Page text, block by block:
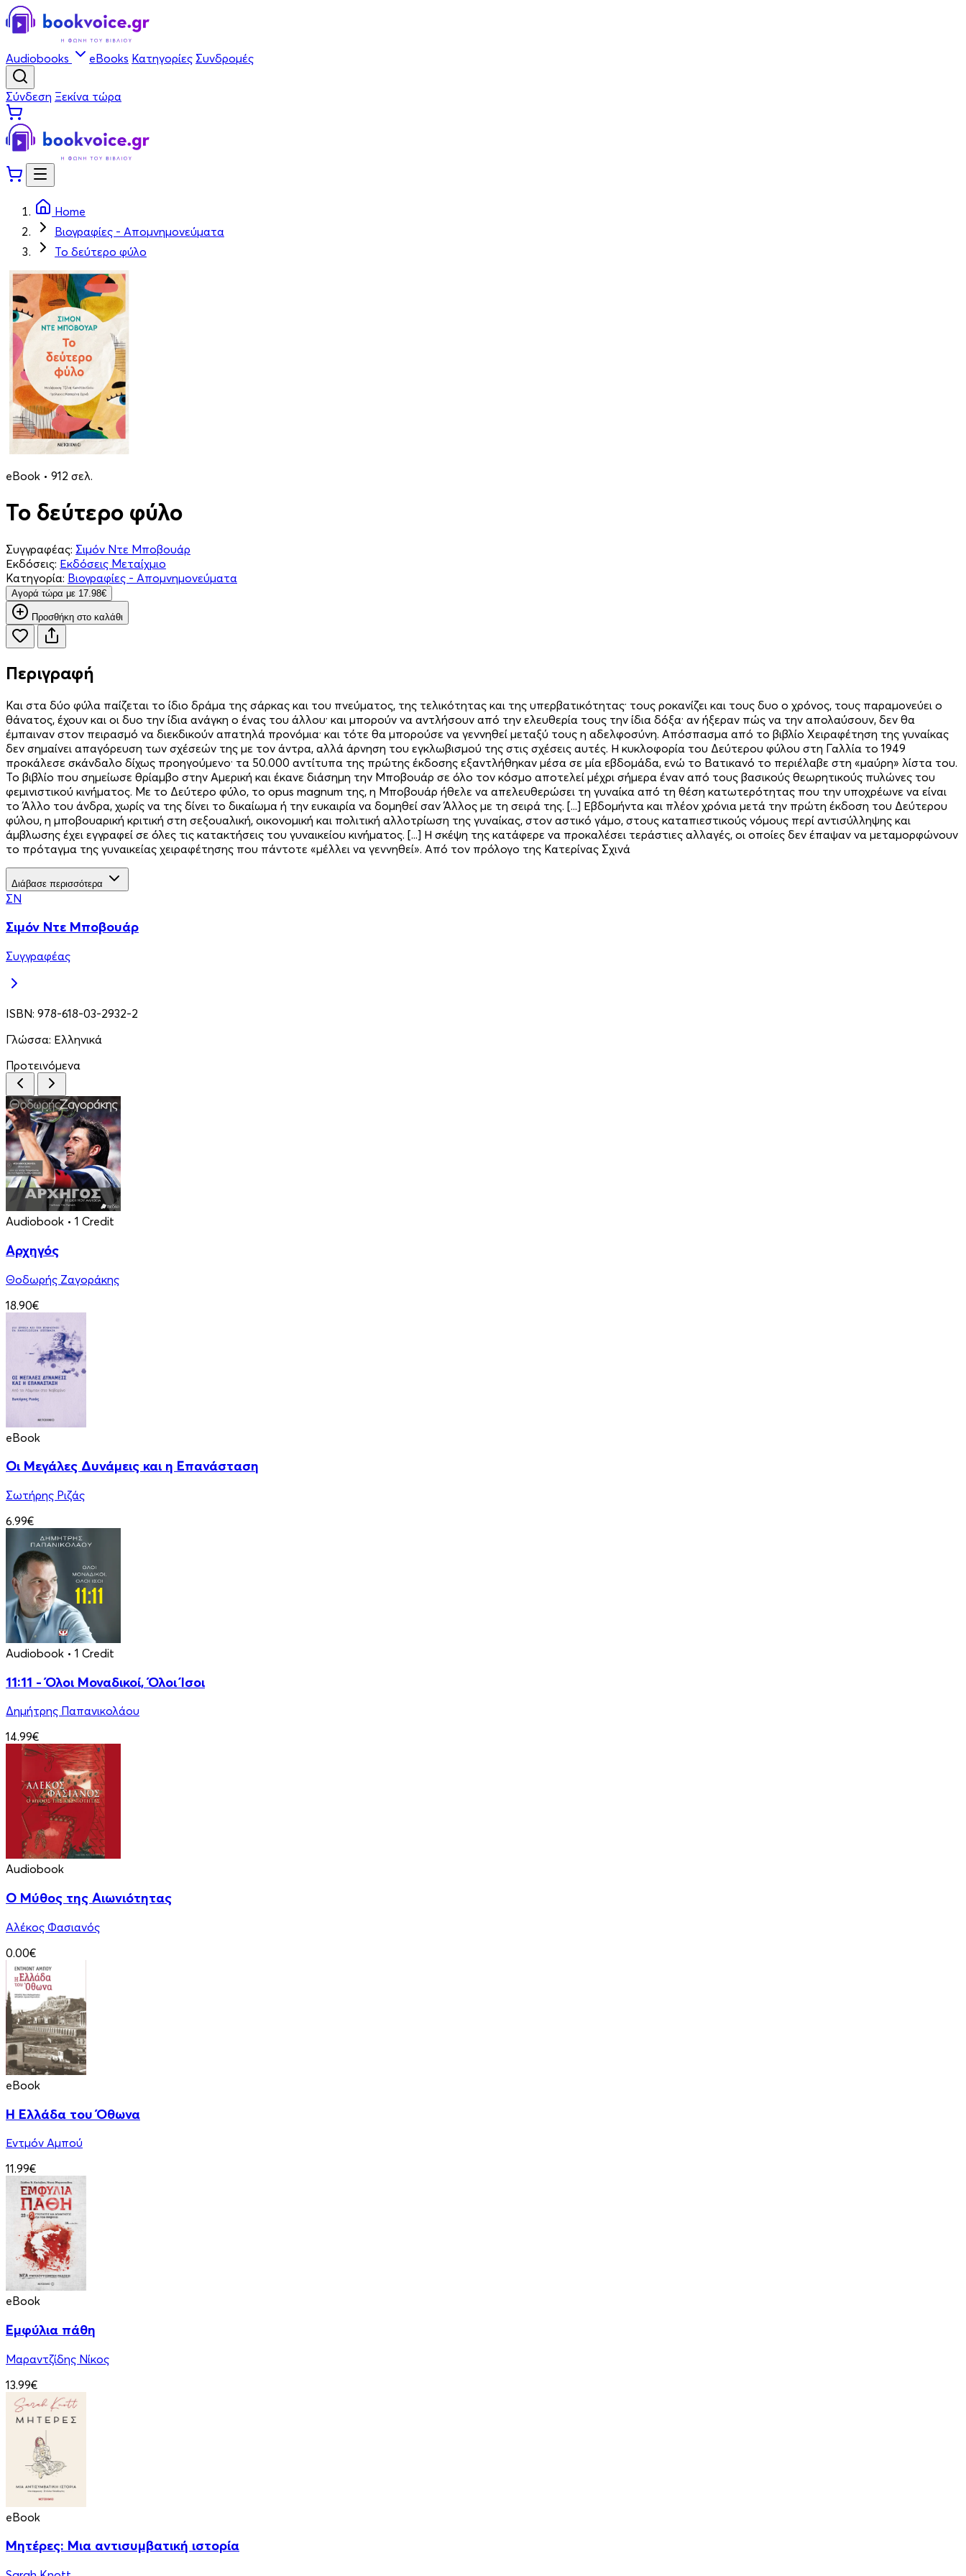
Audiobooks eBooks Κατηγορίες Συνδρομές
Σύνδεση Ξεκίνα τώρα
Home
Βιογραφίες - Απομνημονεύματα
Το δεύτερο φύλο
eBook • 912 σελ.
Το δεύτερο φύλο
Συγγραφέας: Σιμόν Ντε Μποβουάρ
Εκδόσεις: Εκδόσεις Μεταίχμιο
Κατηγορία: Βιογραφίες - Απομνημονεύματα
Aγορά τώρα με 17.98€
Προσθήκη στο καλάθι
Περιγραφή
Και στα δύο φύλα παίζεται το ίδιο δράμα της σάρκας και του πνεύματος, της τελικότητας και της υπερβατικότητας· τους ροκανίζει και τους δυο ο χρόνος, τους παραμονεύει ο
θάνατος, έχουν και οι δυο την ίδια ανάγκη ο ένας του άλλου· και μπορούν να αντλήσουν από την ελευθερία τους την ίδια δόξα· αν ήξεραν πώς να την απολαύσουν, δεν θα
έμπαιναν στον πειρασμό να διεκδικούν απατηλά προνόμια· και τότε θα μπορούσε να γεννηθεί μεταξύ τους η αδελφοσύνη. Απόσπασμα από το βιβλίο Χειραφέτηση της γυναίκας
δεν σημαίνει απαγόρευση των σχέσεών της με τον άντρα, αλλά άρνηση του εγκλωβισμού της στις σχέσεις αυτές. Η κυκλοφορία του Δεύτερου φύλου στη Γαλλία το 1949
προκάλεσε σκάνδαλο δίχως προηγούμενο· τα 50.000 αντίτυπα της πρώτης έκδοσης εξαντλήθηκαν μέσα σε μία εβδομάδα, ενώ το Βατικανό το περιέλαβε στη «μαύρη» λίστα του.
Το βιβλίο που σημείωσε θρίαμβο στην Αμερική και έκανε διάσημη την Μποβουάρ σε όλο τον κόσμο αποτελεί μέχρι σήμερα έναν από τους βασικούς θεωρητικούς πυλώνες του
φεμινιστικού κινήματος. Με τo Δεύτερο φύλο, το opus magnum της, η Μποβουάρ ήθελε να απελευθερώσει τη γυναίκα από τη θέση κατωτερότητας που την υποχρέωνε να είναι
το Άλλο του άνδρα, χωρίς να της δίνει το δικαίωμα ή την ευκαιρία να δομηθεί σαν Άλλος με τη σειρά της. [...] Εβδομήντα και πλέον χρόνια μετά την πρώτη έκδοση του Δεύτερου
φύλου, η μποβουαρική κριτική στη σεξουαλική, οικονομική και πολιτική αλλοτρίωση της γυναίκας, στον αστικό γάμο, στους καταπιεστικούς νόμους περί αντισύλληψης και
άμβλωσης έχει εγγραφεί σε όλες τις κατακτήσεις του γυναικείου κινήματος. [...] Η σκέψη της κατάφερε να προκαλέσει τεράστιες αλλαγές, οι οποίες δεν έπαψαν να μεταμορφώνουν
το πρόταγμα της γυναικείας χειραφέτησης που πάντοτε «μέλλει να γεννηθεί». Από τον πρόλογο της Κατερίνας Σχινά
Διάβασε περισσότερα
ΣΝ
Σιμόν Ντε Μποβουάρ
Συγγραφέας
ISBN: 978-618-03-2932-2
Γλώσσα: Ελληνικά
Προτεινόμενα
Audiobook • 1 Credit
Αρχηγός
Θοδωρής Ζαγοράκης
18.90€
eBook
Οι Μεγάλες Δυνάμεις και η Επανάσταση
Σωτήρης Ριζάς
6.99€
Audiobook • 1 Credit
11:11 - Όλοι Μοναδικοί, Όλοι Ίσοι
Δημήτρης Παπανικολάου
14.99€
Audiobook
Ο Μύθος της Αιωνιότητας
Αλέκος Φασιανός
0.00€
eBook
Η Ελλάδα του Όθωνα
Εντμόν Αμπού
11.99€
eBook
Εμφύλια πάθη
Μαραντζίδης Νίκος
13.99€
eBook
Μητέρες: Μια αντισυμβατική ιστορία